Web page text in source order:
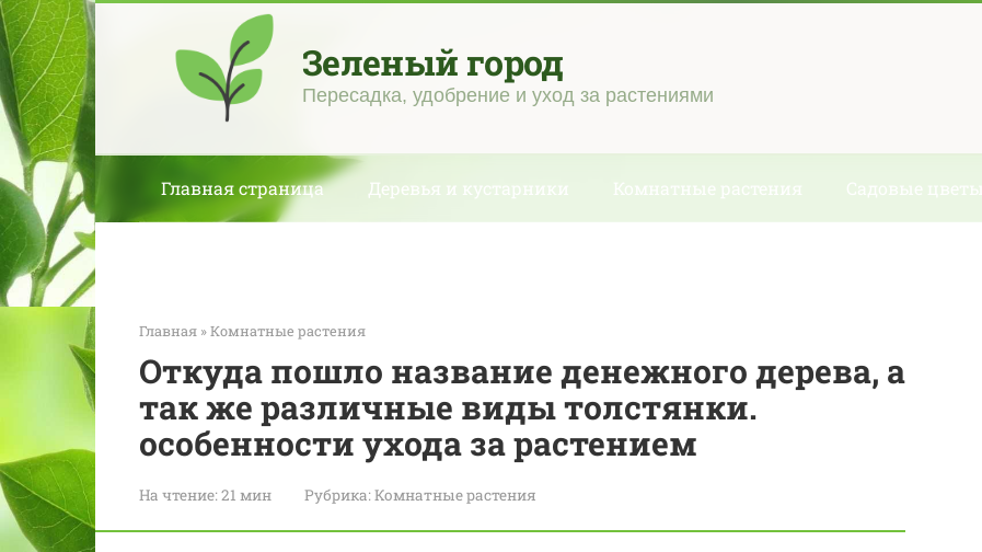
Перейти
к
контенту
Зеленый город
Пересадка, удобрение и уход за растениями
Главная страница Деревья и кустарники Комнатные растения Садовые цветы
Главная »Комнатные растения
Откуда пошло название денежного дерева, а
так же различные виды толстянки.
особенности ухода за растением
На чтение:21 мин Рубрика:Комнатные растения